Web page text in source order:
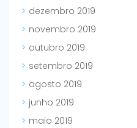
dezembro 2019
novembro 2019
outubro 2019
setembro 2019
agosto 2019
junho 2019
maio 2019